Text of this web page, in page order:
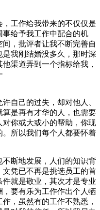
工作给我带来的不仅仅是
给予我工作中配合的机
，批评者让我不断完善自
我刚结婚没多久，那时深
渠道弄到一个指标给我，
自己的过失，却对他人、
是再有才华的人，也需要
你或大或小的帮助，你现
所以我们每个人都要怀着
断地发展，人们的知识背
凭已不再是挑选员工的首
就是敬业，其次才是专业
要有乐为工作作出个人牺
，虽然有的工作不熟悉，